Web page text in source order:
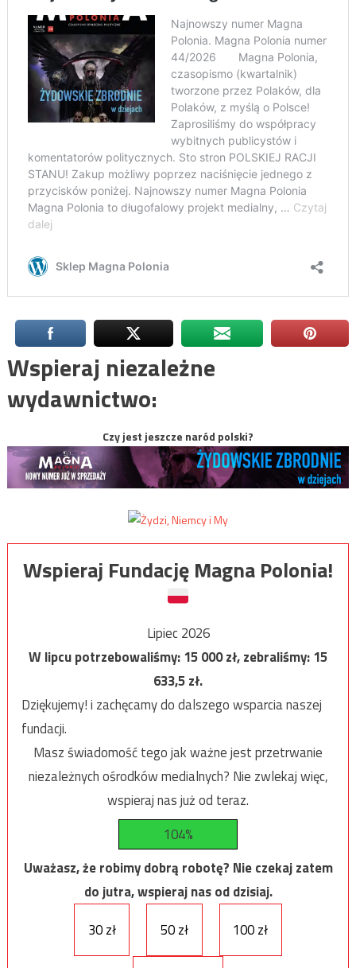
Wspieraj niezależne
wydawnictwo:
Czy jest jeszcze naród polski?
Wspieraj Fundację Magna Polonia!
Lipiec 2026
W lipcu potrzebowaliśmy:15 000zł, zebraliśmy:15
633,5zł.
Dziękujemy! i zachęcamy do dalszego wsparcia naszej
fundacji.
Masz świadomość tego jak ważne jest przetrwanie
niezależnych ośrodków medialnych? Nie zwlekaj więc,
wspieraj nas już od teraz.
104%
Uważasz, że robimy dobrą robotę? Nie czekaj zatem
do jutra, wspieraj nas od dzisiaj.
30 zł
50 zł 100 zł